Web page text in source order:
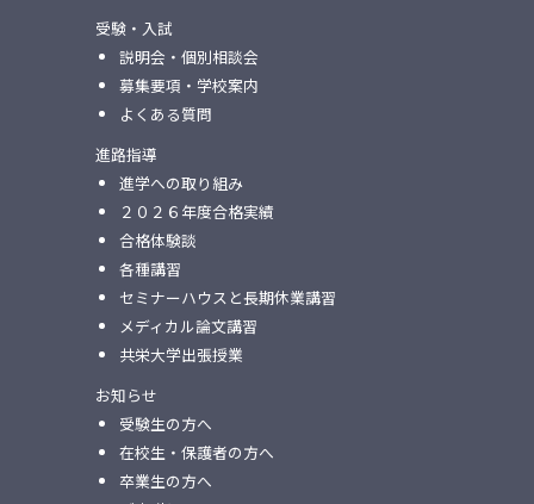
受験・入試
説明会・個別相談会
募集要項・学校案内
よくある質問
進路指導
進学への取り組み
２０２６年度合格実績
合格体験談
各種講習
セミナーハウスと⻑期休業講習
メディカル論⽂講習
共栄⼤学出張授業
お知らせ
受験生の方へ
在校生・保護者の方へ
卒業生の方へ